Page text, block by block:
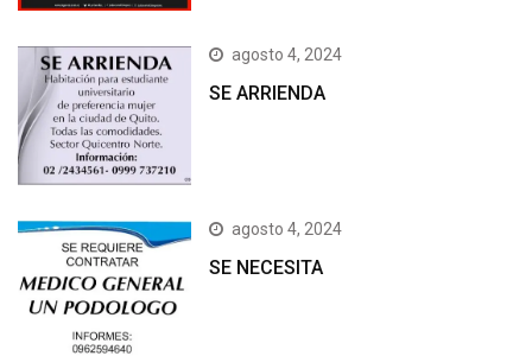
agosto 4, 2024
SE ARRIENDA
agosto 4, 2024
SE NECESITA